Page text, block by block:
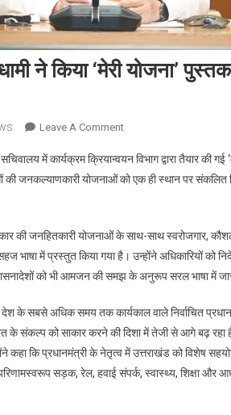
ने किया ‘मेरी योजना’
Leave A CommentOn
श्री
पुष्कर
ने
किया
‘मेरी
पुस्तक
ऑडियो
क्लिप
का
में कार्यक्रम क्रियान्वयन विभाग द्वारा तैयार की
की जनकल्याणकारी योजनाओं को एक ही स्थान पर
की जनहितकारी योजनाओं के साथ-साथ स्वरोजगार,
भाषा में प्रस्तुत किया गया है। उन्होंने अधिकारियों को
को भी आमजन की समझ के अनुरूप सरल भाषा में
देश के सबसे अधिक समय तक कार्यकाल वाले निर्वाचित
के संकल्प को साकार करने की दिशा में तेजी से आगे बढ़ रहा
कहा कि प्रधानमंत्री के नेतृत्व में उत्तराखंड को विशेष
सड़क, रेल, हवाई संपर्क, स्वास्थ्य, शिक्षा